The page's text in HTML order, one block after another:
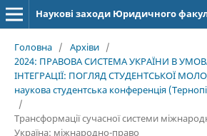
Головна / Архіви /
2024: ПРАВОВА СИСТЕМА УКРАЇНИ В
ІНТЕГРАЦІЇ: ПОГЛЯД СТУДЕНТСЬКОЇ
наукова студентська конференція
/
Трансформації сучасної системи
Україна: міжнародно-право